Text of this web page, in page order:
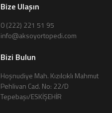
Bize Ulaşın
0 (222) 221 51 95
info@aksoyortopedi.com
Bizi Bulun
Hoşnudiye Mah. Kızılcıklı Mahmut
Pehlivan Cad. No: 22/D
Tepebaşı/ESKİŞEHİR